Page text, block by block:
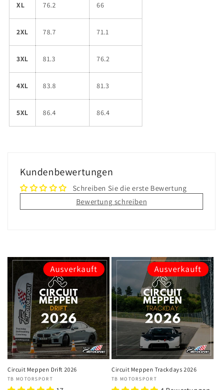
XL 76.2 66
2XL 78.7 71.1
3XL 81.3 76.2
4XL 83.8 81.3
5XL 86.4 86.4
Kundenbewertungen
Schreiben Sie die erste Bewertung
Bewertung schreiben
Ausverkauft
Circuit Meppen Drift 2026
Anbieter:
TB MOTORSPORT
Ausverkauft
Circuit Meppen Trackdays 2026
Anbieter:
TB MOTORSPORT